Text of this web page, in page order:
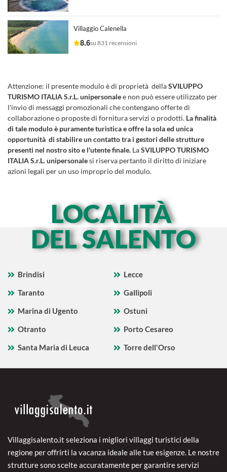
Villaggio Calenella
8.6su 831 recensioni
Attenzione: il presente modulo è di proprietà dellaSVILUPPO
TURISMO ITALIA S.r.L. unipersonalee non può essere utilizzato per
l'invio di messaggi promozionali che contengano offerte di
collaborazione o proposte di fornitura servizi o prodotti. La finalità
di tale modulo è puramente turistica e offre la sola ed unica
opportunità di stabilire un contatto tra i gestori delle strutture
presenti nel nostro sito e l'utente finale. LaSVILUPPO TURISMO
ITALIA S.r.L. unipersonalesi riserva pertanto il diritto di iniziare
azioni legali per un uso improprio del modulo.
LOCALITÀ
DEL SALENTO
Brindisi
Lecce
Taranto
Gallipoli
Marina di Ugento
Ostuni
Otranto
Porto Cesareo
Santa Maria di Leuca
Torre dell'Orso
Villaggisalento.it seleziona i migliori villaggi turistici della
regione per offrirti la vacanza ideale alle tue esigenze. Le nostre
strutture sono scelte accuratamente per garantire servizi